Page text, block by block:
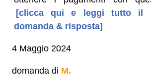
[clicca qui e leggi tutto il
domanda & risposta]
4 Maggio 2024
domanda di M.